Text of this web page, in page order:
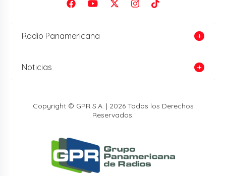
Radio Panamericana
Noticias
Copyright © GPR S.A. | 2026 Todos los Derechos
Reservados.